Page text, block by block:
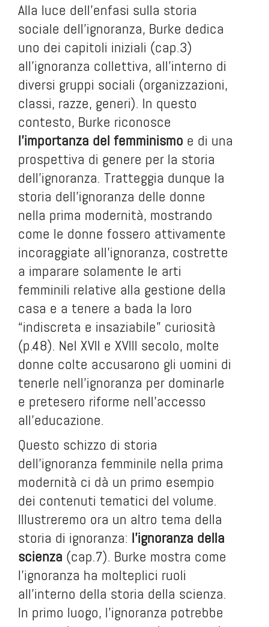
Alla luce dell’enfasi sulla storia
sociale dell’ignoranza, Burke dedica
uno dei capitoli iniziali (cap.3)
all’ignoranza collettiva, all’interno di
diversi gruppi sociali (organizzazioni,
classi, razze, generi). In questo
contesto, Burke riconosce
l’importanza del femminismo e di una
prospettiva di genere per la storia
dell’ignoranza. Tratteggia dunque la
storia dell’ignoranza delle donne
nella prima modernità, mostrando
come le donne fossero attivamente
incoraggiate all’ignoranza, costrette
a imparare solamente le arti
femminili relative alla gestione della
casa e a tenere a bada la loro
“indiscreta e insaziabile” curiosità
(p.48). Nel XVII e XVIII secolo, molte
donne colte accusarono gli uomini di
tenerle nell’ignoranza per dominarle
e pretesero riforme nell’accesso
all’educazione.
Questo schizzo di storia
dell’ignoranza femminile nella prima
modernità ci dà un primo esempio
dei contenuti tematici del volume.
Illustreremo ora un altro tema della
storia di ignoranza: l’ignoranza della
scienza (cap.7). Burke mostra come
l’ignoranza ha molteplici ruoli
all’interno della storia della scienza.
In primo luogo, l’ignoranza potrebbe